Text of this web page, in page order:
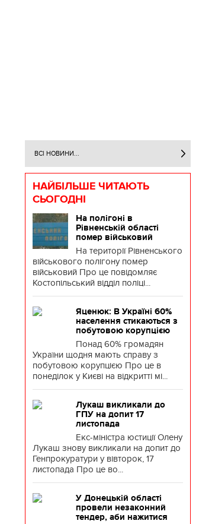
ВСІ НОВИНИ...
НАЙБІЛЬШЕ ЧИТАЮТЬ
СЬОГОДНІ
На полігоні в
Рівненській області
помер військовий
На території Рівненського
військового полігону помер
військовий Про це повідомляє
Костопільський відділ поліці...
Яценюк: В Україні 60%
населення стикаються з
побутовою корупцією
Понад 60% громадян
України щодня мають справу з
побутовою корупцією Про це в
понеділок у Києві на відкритті мі...
Лукаш викликали до
ГПУ на допит 17
листопада
Екс-міністра юстиції Олену
Лукаш знову викликали на допит до
Генпрокуратури у вівторок, 17
листопада Про це во...
У Донецькій області
провели незаконний
тендер, аби нажитися